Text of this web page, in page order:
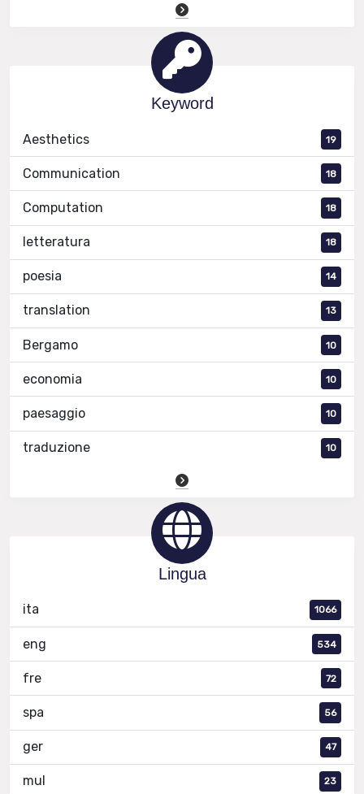
Keyword
Aesthetics 19
Communication 18
Computation 18
letteratura 18
poesia 14
translation 13
Bergamo 10
economia 10
paesaggio 10
traduzione 10
Lingua
ita 1066
eng 534
fre 72
spa 56
ger 47
mul 23